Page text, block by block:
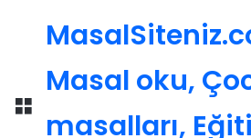
Menü
Masal oku,
masalları,